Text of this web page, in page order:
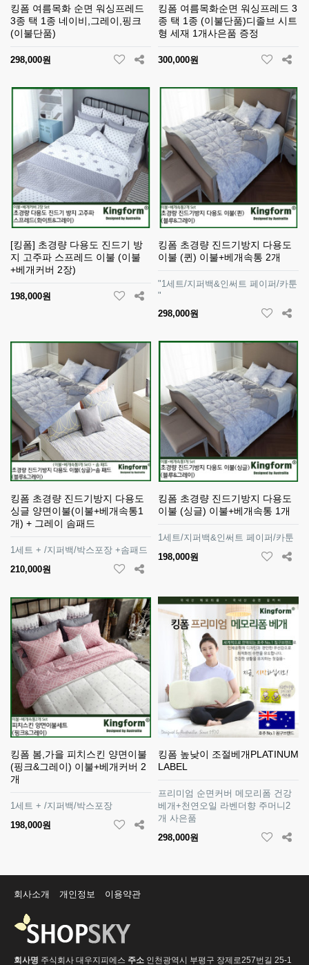
킹폼 여름목화 순면 워싱프레드
3종 택 1종 네이비,그레이,핑크
(이불단품)
298,000원
킹폼 여름목화순면 워싱프레드 3
종 택 1종 (이불단품)디졸브 시트
형 세재 1개사은품 증정
300,000원
[킹폼] 초경량 다용도 진드기 방
지 고주파 스프레드 이불 (이불
+베개커버 2장)
198,000원
킹폼 초경량 진드기방지 다용도
이불 (퀸) 이불+베개속통 2개
"1세트/지퍼백&인써트 페이퍼/카툰
"
298,000원
킹폼 초경량 진드기방지 다용도
싱글 양면이불(이불+베개속통1
개) + 그레이 솜패드
1세트 + /지퍼백/박스포장 +솜패드
210,000원
킹폼 초경량 진드기방지 다용도
이불 (싱글) 이불+베개속통 1개
1세트/지퍼백&인써트 페이퍼/카툰
198,000원
킹폼 봄,가을 피치스킨 양면이불
(핑크&그레이) 이불+베개커버 2
개
1세트 + /지퍼백/박스포장
198,000원
킹폼 높낮이 조절베개PLATINUM
LABEL
프리미엄 순면커버 메모리폼 건강
베개+천연오일 라벤더향 주머니2
개 사은품
298,000원
회사소개 개인정보 이용약관
회사명 주식회사 대우지피에스 주소 인천광역시 부평구 장제로257번길 25-1